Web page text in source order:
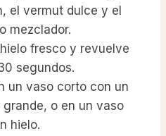
el vermut dulce y el
mezclador.
fresco y revuelve
segundos.
un vaso corto con un
o en un vaso
hielo.